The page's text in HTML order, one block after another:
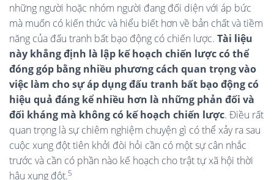
những người hoặc nhóm người đang đối diện với áp bức
mà muốn có kiến thức và hiểu biết hơn về bản chất và tiềm
năng của đấu tranh bất bạo động có chiến lược. Tài liệu
này khẳng định là lập kế hoạch chiến lược có thể
đóng góp bằng nhiều phương cách quan trọng vào
việc làm cho sự áp dụng đấu tranh bất bạo động có
hiệu quả đáng kể nhiều hơn là những phản đối và
đối kháng mà không có kế hoạch chiến lược. Điều rất
quan trọng là sự chiêm nghiệm chuyện gì có thể xảy ra sau
cuộc xung đột tiên khởi đòi hỏi cần có một sự cân nhắc
trước và cần có phần nào kế hoạch cho trật tự xã hội thời
hậu xung đột.5